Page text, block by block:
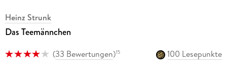
Heinz Strunk
Das Teemännchen
(33 Bewertungen)15
100 Lesepunkte